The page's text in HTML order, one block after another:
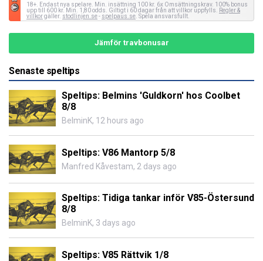
18+. Endast nya spelare. Min. insättning 100 kr. 6x Omsättningskrav. 100% bonus
upp till 600 kr. Min. 1,80 odds. Giltigt i 60 dagar från att villkor uppfylls.
Regler &
villkorgäller. stodlinjen.se- spelpaus.se . Spela ansvarsfullt.
Jämför travbonusar
Senaste speltips
Speltips: Belmins 'Guldkorn' hos Coolbet
8/8
BelminK, 12 hours ago
Speltips: V86 Mantorp 5/8
Manfred Kåvestam, 2 days ago
Speltips: Tidiga tankar inför V85-Östersund
8/8
BelminK, 3 days ago
Speltips: V85 Rättvik 1/8